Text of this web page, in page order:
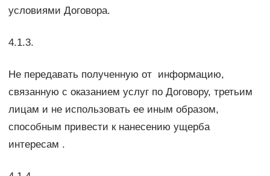
условиями Договора.
4.1.3.
Не передавать полученную от информацию,
связанную с оказанием услуг по Договору, третьим
лицам и не использовать ее иным образом,
способным привести к нанесению ущерба
интересам .